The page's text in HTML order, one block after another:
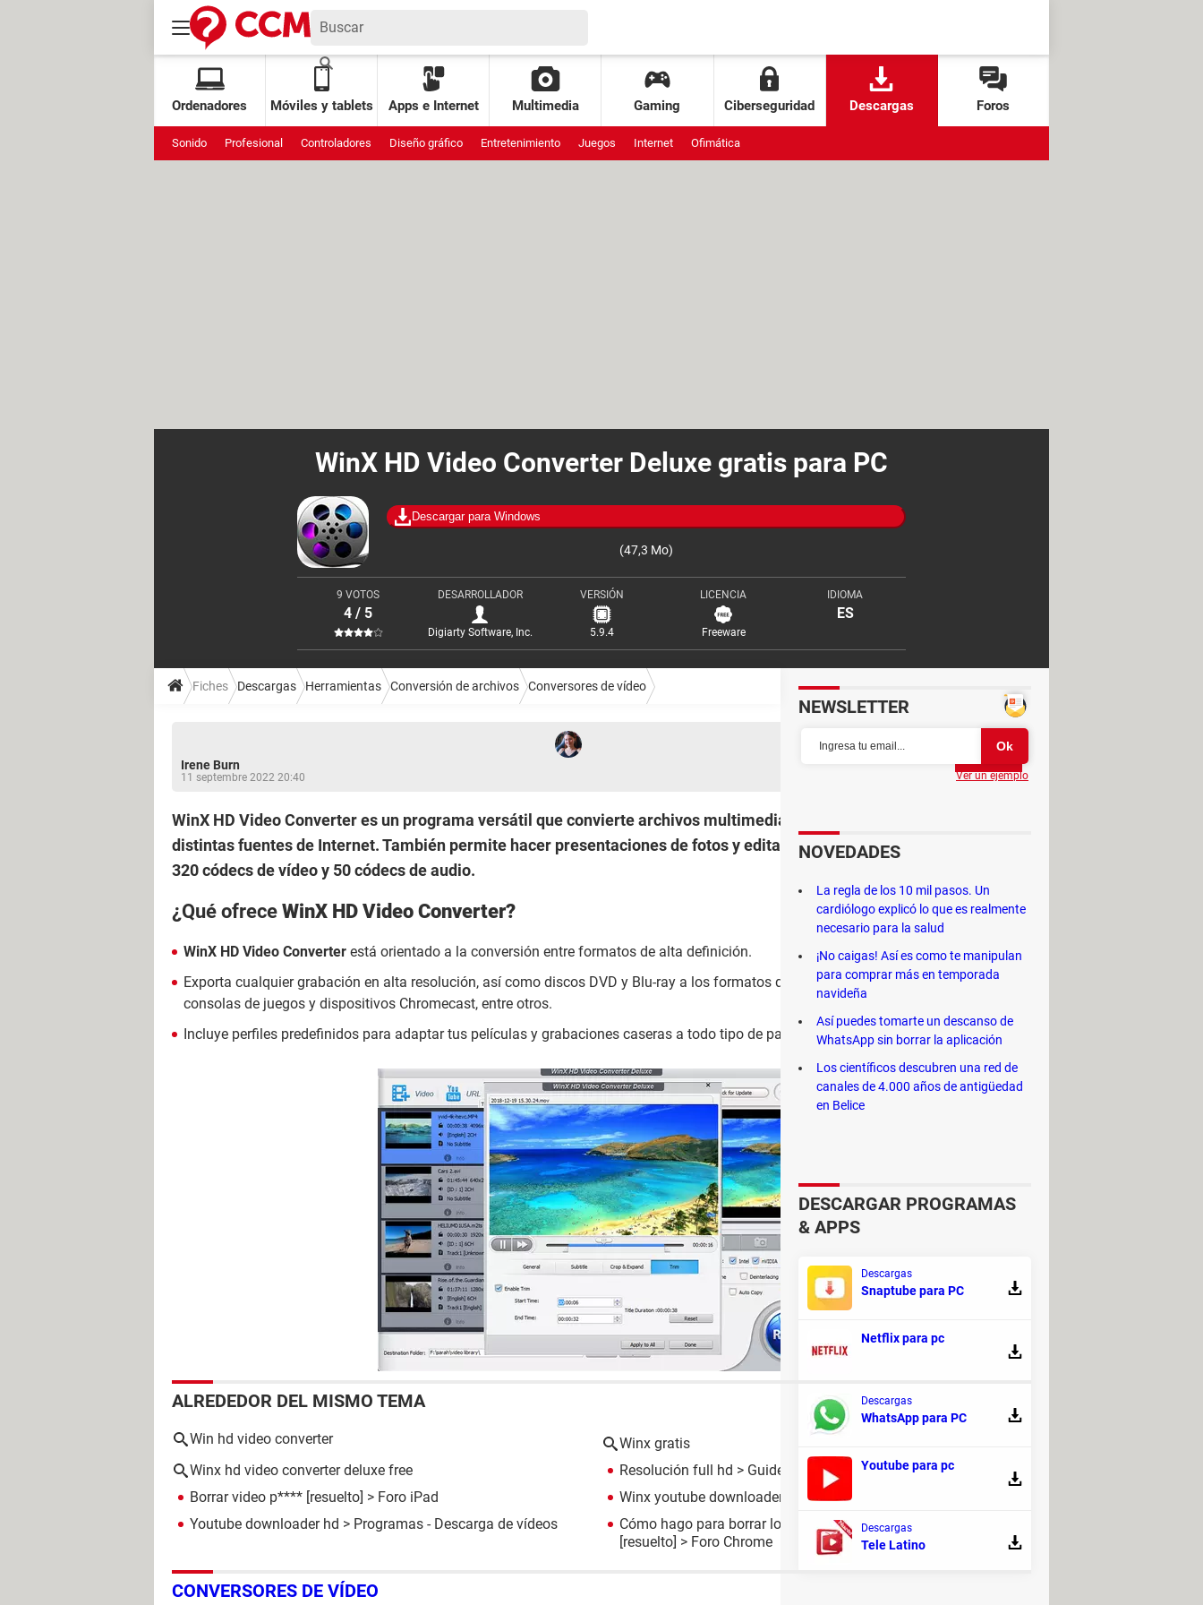
Ordenadores Móviles y tablets Apps e Internet Multimedia Gaming Ciberseguridad Descargas Foros
Sonido Profesional Controladores Diseño gráfico Entretenimiento Juegos Internet Ofimática
WinX HD Video Converter Deluxe gratis para PC
Descargar para Windows
(47,3 Mo)
9 VOTOS
4 / 5
DESARROLLADOR
Digiarty Software, Inc.
VERSIÓN
5.9.4
LICENCIA
Freeware
IDIOMA
ES
Fiches Descargas Herramientas Conversión de archivos Conversores de vídeo
Irene Burn
11 septembre 2022 20:40
Partager
WinX HD Video Converter es un programa versátil que convierte archivos multimedia y descarga contenidos de
distintas fuentes de Internet. También permite hacer presentaciones de fotos y editar vídeos. Contiene más de
320 códecs de vídeo y 50 códecs de audio.
¿Qué ofrece WinX HD Video Converter?
WinX HD Video Converter está orientado a la conversión entre formatos de alta definición.
Exporta cualquier grabación en alta resolución, así como discos DVD y Blu-ray a los formatos que reproducensmartphones, tabletas,
consolas de juegos y dispositivos Chromecast, entre otros.
Incluye perfiles predefinidos para adaptar tus películas y grabaciones caseras a todo tipo de pantalla.
ALREDEDOR DEL MISMO TEMA
Win hd video converter
Winx gratis
Winx hd video converter deluxe free
Resolución full hd > Guide
Borrar video p**** [resuelto] > Foro iPad Winx youtube downloader
> Programas - Descarga de vídeos
Youtube downloader hd > Programas - Descarga de vídeos
Cómo hago para borrar los vídeos de porno que he visitado
[resuelto] > Foro Chrome
CONVERSORES DE VÍDEO
NEWSLETTER
Ver un ejemplo
NOVEDADES
La regla de los 10 mil pasos. Un
cardiólogo explicó lo que es realmente
necesario para la salud
¡No caigas! Así es como te manipulan
para comprar más en temporada
navideña
Así puedes tomarte un descanso de
WhatsApp sin borrar la aplicación
Los científicos descubren una red de
canales de 4.000 años de antigüedad
en Belice
DESCARGAR PROGRAMAS
& APPS
Descargas
Snaptube para PC
Netflix para pc
Descargas
WhatsApp para PC
Youtube para pc
Descargas
Tele Latino